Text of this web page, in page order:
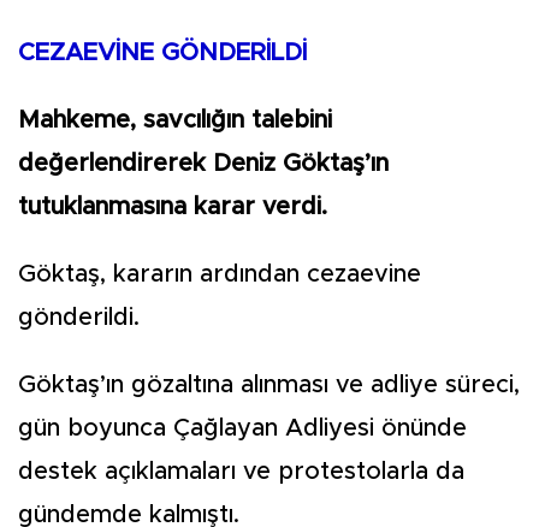
CEZAEVİNE GÖNDERİLDİ
Mahkeme, savcılığın talebini
değerlendirerek Deniz Göktaş’ın
tutuklanmasına karar verdi.
Göktaş, kararın ardından cezaevine
gönderildi.
Göktaş’ın gözaltına alınması ve adliye süreci,
gün boyunca Çağlayan Adliyesi önünde
destek açıklamaları ve protestolarla da
gündemde kalmıştı.